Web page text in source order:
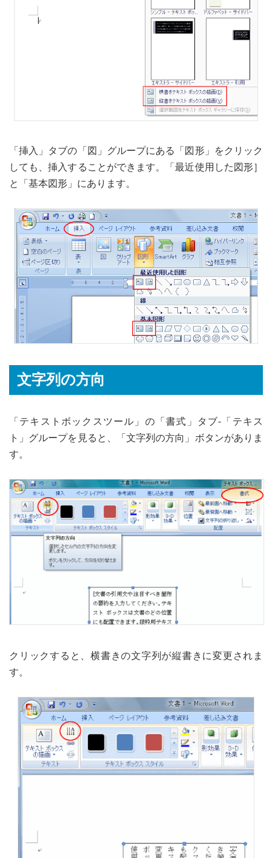
「挿入」タブの「図」グループにある「図形」をクリック
しても、挿入することができます。「最近使用した図形］
と「基本図形」にあります。
文字列の方向
「テキストボックスツール」の「書式」タブ-「テキス
ト」グループを見ると、「文字列の方向」ボタンがありま
す。
クリックすると、横書きの文字列が縦書きに変更されま
す。